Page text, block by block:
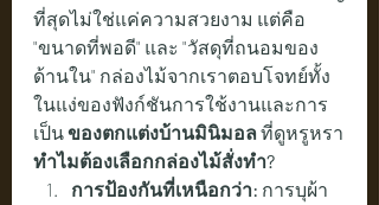
ที่สุดไม่ใช่แค่ความสวยงาม แต่คือ
"ขนาดที่พอดี" และ "วัสดุที่ถนอมของ
ด้านใน" กล่องไม้จากเราตอบโจทย์ทั้ง
ในแง่ของฟังก์ชันการใช้งานและการ
เป็น ของตกแต่งบ้านมินิมอล ที่ดูหรูหรา
ทำไมต้องเลือกกล่องไม้สั่งทำ?
การป้องกันที่เหนือกว่า: การบุผ้า